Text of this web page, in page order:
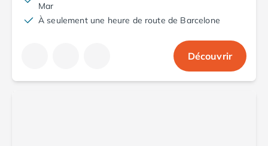
Mar
À seulement une heure de route de Barcelone
Découvrir